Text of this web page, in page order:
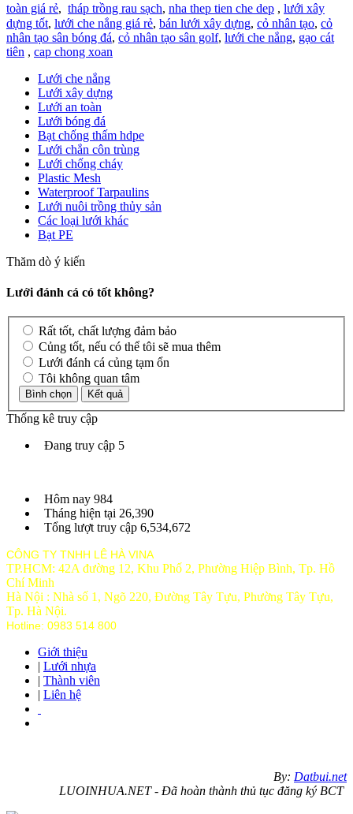
toàn giá rẻ, tháp trồng rau sạch, nha thep tien che dep , lưới xây
dựng tốt, lưới che nắng giá rẻ, bán lưới xây dựng, cỏ nhân tạo, cỏ
nhân tạo sân bóng đá, cỏ nhân tạo sân golf, lưới che nắng, gạo cát
tiên , cap chong xoan
Lưới che nắng
Lưới xây dựng
Lưới an toàn
Lưới bóng đá
Bạt chống thấm hdpe
Lưới chắn côn trùng
Lưới chống cháy
Plastic Mesh
Waterproof Tarpaulins
Lưới nuôi trồng thủy sản
Các loại lưới khác
Bạt PE
Thăm dò ý kiến
Lưới đánh cá có tốt không?
Rất tốt, chất lượng đảm bảo
Củng tốt, nếu có thể tôi sẽ mua thêm
Lưới đánh cá củng tạm ổn
Tôi không quan tâm
Thống kê truy cập
Đang truy cập 5
Hôm nay 984
Tháng hiện tại 26,390
Tổng lượt truy cập 6,534,672
CÔNG TY TNHH LÊ HÀ VINA
TP.HCM: 42A đường 12, Khu Phố 2, Phường Hiệp Bình, Tp. Hồ
Chí Minh
Hà Nội : Nhà số 1, Ngõ 220, Đường Tây Tựu, Phường Tây Tựu,
Tp. Hà Nội.
Hotline: 0983 514 800
Giới thiệu
| Lưới nhựa
| Thành viên
| Liên hệ
By: Datbui.net
LUOINHUA.NET - Đã hoàn thành thủ tục đăng ký BCT